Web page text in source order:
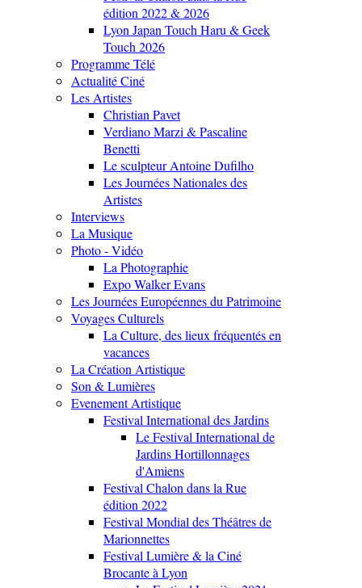
édition 2022 & 2026
Lyon Japan Touch Haru & Geek
Touch 2026
Programme Télé
Actualité Ciné
Les Artistes
Christian Pavet
Verdiano Marzi & Pascaline
Benetti
Le sculpteur Antoine Dufilho
Les Journées Nationales des
Artistes
Interviews
La Musique
Photo - Vidéo
La Photographie
Expo Walker Evans
Les Journées Européennes du Patrimoine
Voyages Culturels
La Culture, des lieux fréquentés en
vacances
La Création Artistique
Son & Lumières
Evenement Artistique
Festival International des Jardins
Le Festival International de
Jardins Hortillonnages
d'Amiens
Festival Chalon dans la Rue
édition 2022
Festival Mondial des Théâtres de
Marionnettes
Festival Lumière & la Ciné
Brocante à Lyon